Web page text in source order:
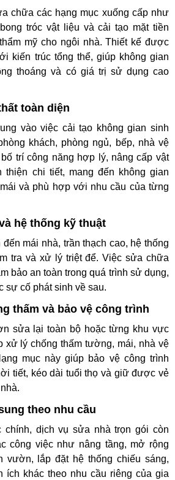
chữa các hạng mục xuống cấp như
tróc vật liệu và cải tạo mặt tiền
mỹ cho ngôi nhà. Thiết kế được
kiến trúc tổng thể, giúp không gian
thoáng và có giá trị sử dụng cao
toàn diện
vào việc cải tạo không gian sinh
khách, phòng ngủ, bếp, nhà vệ
trí công năng hợp lý, nâng cấp vật
thiện chi tiết, mang đến không gian
và phù hợp với nhu cầu của từng
hệ thống kỹ thuật
mái nhà, trần thạch cao, hệ thống
tra và xử lý triệt để. Việc sửa chữa
bảo an toàn trong quá trình sử dụng,
sự cố phát sinh về sau.
thấm và bảo vệ công trình
sửa lại toàn bộ hoặc từng khu vực
xử lý chống thấm tường, mái, nhà vệ
mục này giúp bảo vệ công trình
tiết, kéo dài tuổi thọ và giữ được vẻ
theo nhu cầu
chính, dịch vụ sửa nhà trọn gói còn
công việc như nâng tầng, mở rộng
vườn, lắp đặt hệ thống chiếu sáng,
ích khác theo nhu cầu riêng của gia